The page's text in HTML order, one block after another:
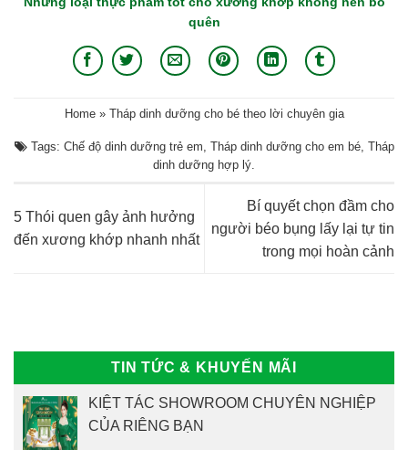
quên
Home» Tháp dinh dưỡng cho bé theo lời chuyên gia
Tags: Chế độ dinh dưỡng trẻ em, Tháp dinh dưỡng cho em bé, Tháp
dinh dưỡng hợp lý.
5 Thói quen gây ảnh hưởng
đến xương khớp nhanh nhất
Bí quyết chọn đầm cho
người béo bụng lấy lại tự tin
trong mọi hoàn cảnh
TIN TỨC & KHUYẾN MÃI
KIỆT TÁC SHOWROOM CHUYÊN NGHIỆP
CỦA RIÊNG BẠN